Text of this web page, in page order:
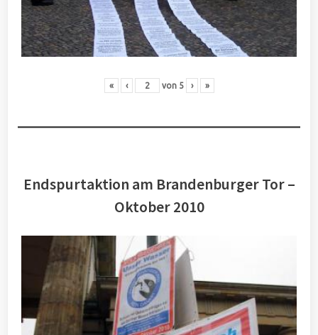
« ‹ von 5 › »
Endspurtaktion am Brandenburger Tor –
Oktober 2010